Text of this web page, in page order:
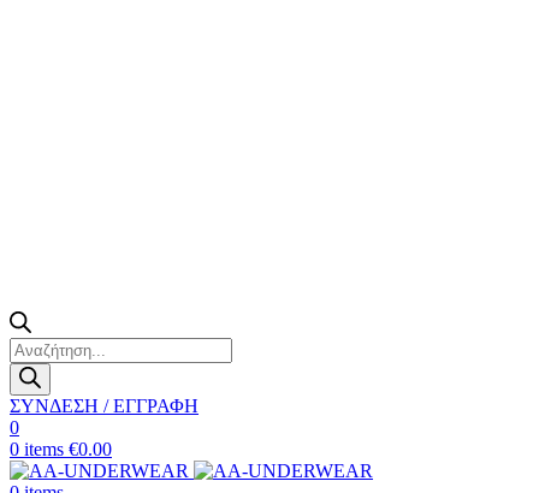
Products
search
ΣΥΝΔΕΣΗ / ΕΓΓΡΑΦΗ
0
0 items €0.00